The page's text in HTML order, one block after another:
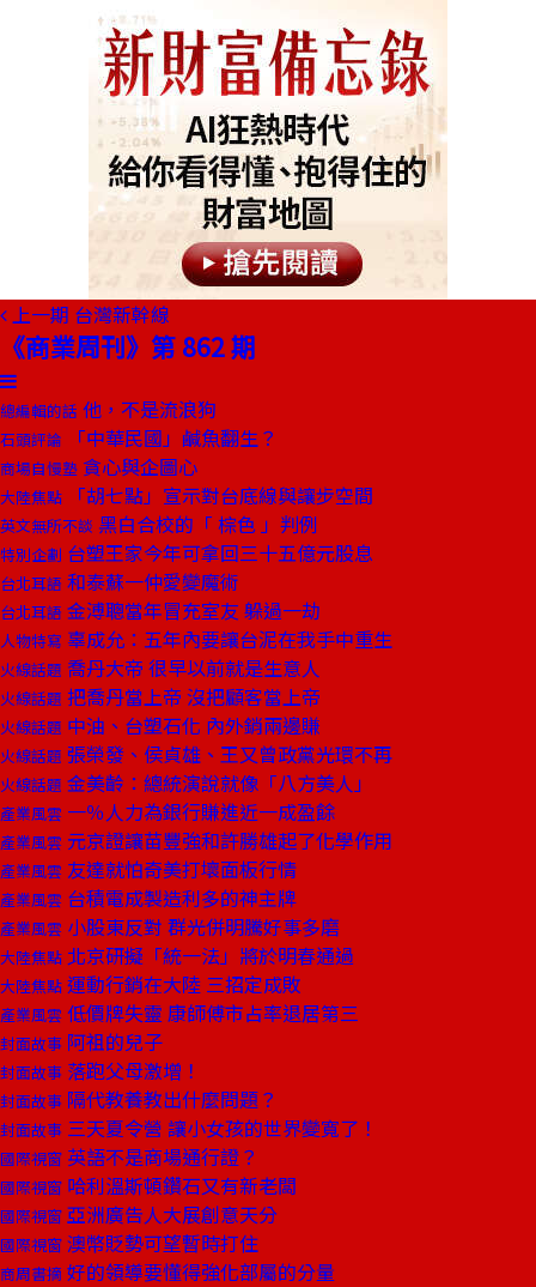
上一期 台灣新幹線
《商業周刊》第 862 期
總編輯的話 他，不是流浪狗
石頭評論 「中華民國」鹹魚翻生？
商場自慢塾 貪心與企圖心
大陸焦點 「胡七點」宣示對台底線與讓步空間
英文無所不談 黑白合校的「 棕色 」判例
特別企劃 台塑王家今年可拿回三十五億元股息
台北耳語 和泰蘇一仲愛變魔術
台北耳語 金溥聰當年冒充室友 躲過一劫
人物特寫 辜成允：五年內要讓台泥在我手中重生
火線話題 喬丹大帝 很早以前就是生意人
火線話題 把喬丹當上帝 沒把顧客當上帝
火線話題 中油、台塑石化 內外銷兩邊賺
火線話題 張榮發、侯貞雄、王又曾政黨光環不再
火線話題 金美齡：總統演說就像「八方美人」
產業風雲 一％人力為銀行賺進近一成盈餘
產業風雲 元京證讓苗豐強和許勝雄起了化學作用
產業風雲 友達就怕奇美打壞面板行情
產業風雲 台積電成製造利多的神主牌
產業風雲 小股東反對 群光併明騰好事多磨
大陸焦點 北京研擬「統一法」將於明春通過
大陸焦點 運動行銷在大陸 三招定成敗
產業風雲 低價牌失靈 康師傅市占率退居第三
封面故事 阿祖的兒子
封面故事 落跑父母激增！
封面故事 隔代教養教出什麼問題？
封面故事 三天夏令營 讓小女孩的世界變寬了！
國際視窗 英語不是商場通行證？
國際視窗 哈利溫斯頓鑽石又有新老闆
國際視窗 亞洲廣告人大展創意天分
國際視窗 澳幣貶勢可望暫時打住
商周書摘 好的領導要懂得強化部屬的分量